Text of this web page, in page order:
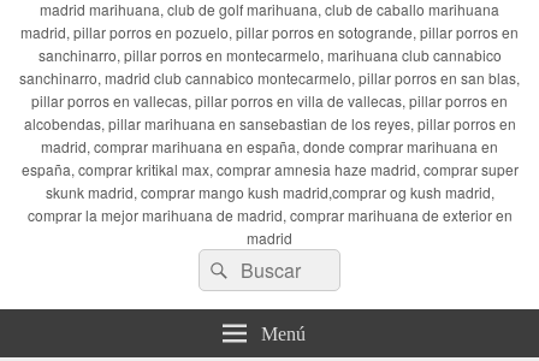
madrid marihuana, club de golf marihuana, club de caballo marihuana
madrid, pillar porros en pozuelo, pillar porros en sotogrande, pillar porros en
sanchinarro, pillar porros en montecarmelo, marihuana club cannabico
sanchinarro, madrid club cannabico montecarmelo, pillar porros en san blas,
pillar porros en vallecas, pillar porros en villa de vallecas, pillar porros en
alcobendas, pillar marihuana en sansebastian de los reyes, pillar porros en
madrid, comprar marihuana en españa, donde comprar marihuana en
españa, comprar kritikal max, comprar amnesia haze madrid, comprar super
skunk madrid, comprar mango kush madrid,comprar og kush madrid,
comprar la mejor marihuana de madrid, comprar marihuana de exterior en
madrid
Buscar
por:
Buscar
Menú